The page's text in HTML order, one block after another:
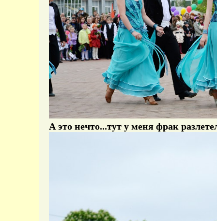
А это нечто...тут у меня фрак